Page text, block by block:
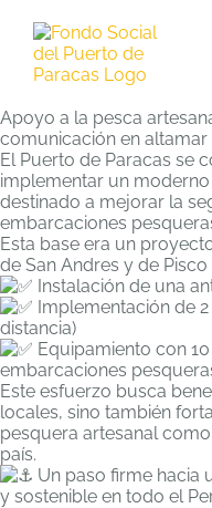
Apoyo a la pesca
comunicación en altamar
El Puerto de Paracas se
implementar un
destinado a mejorar la
embarcaciones
Esta base era un
de San Andres y de
Instalación de una
Implementación de
distancia)
Equipamiento con
embarcaciones
Este esfuerzo busca
locales, sino también
pesquera artesanal
país.
Un paso firme hacia
y sostenible en todo el